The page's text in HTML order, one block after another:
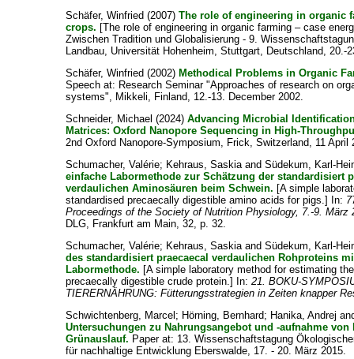
Schäfer, Winfried (2007)The role of engineering in organic
crops. [The role of engineering in organic farming – case
Zwischen Tradition und Globalisierung - 9.
Landbau, Universität Hohenheim, Stuttgart, Deutschland, 20.-
Schäfer, Winfried (2002) Methodical Problems in Organic
Speech at: Research Seminar "Approaches of research on
systems", Mikkeli, Finland, 12.-13. December 2002.
Schneider, Michael (2024)Advancing Microbial
Matrices: Oxford Nanopore Sequencing in High-
2nd Oxford Nanopore-Symposium, Frick, Switzerland, 11 April
Schumacher, Valérie; Kehraus, SaskiaandSüdekum, Karl-
einfache Labormethode zur Schätzung der standardisiert
verdaulichen Aminosäuren beim Schwein. [A simple
standardised precaecally digestible amino acids for pigs.] In:
Proceedings of the Society of Nutrition Physiology, 7.-9. März
DLG, Frankfurt am Main, 32, p. 32.
Schumacher, Valérie; Kehraus, SaskiaandSüdekum, Karl-
des standardisiert praecaecal verdaulichen Rohproteins
Labormethode. [A simple laboratory method for estimating
precaecally digestible crude protein.] In:21. BOKU-
TIERERNÄHRUNG: Fütterungsstrategien in Zeiten knapper
Schwichtenberg, Marcel ; Hörning, Bernhard; Hanika, Andrej
Untersuchungen zu Nahrungsangebot und -aufnahme von
Grünauslauf. Paper at: 13. Wissenschaftstagung
für nachhaltige Entwicklung Eberswalde, 17. - 20. März 2015.